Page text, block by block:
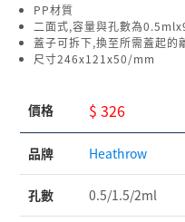
PP材質
二面式,容量與孔數為
蓋子可拆下,換至所需蓋起的
尺寸246x121x50/mm
價格 $ 326
品牌 Heathrow
孔數 0.5/1.5/2ml